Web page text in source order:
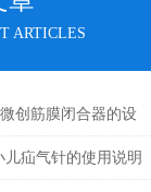
ARTICLES
创筋膜闭合器的设
儿疝气针的使用说明